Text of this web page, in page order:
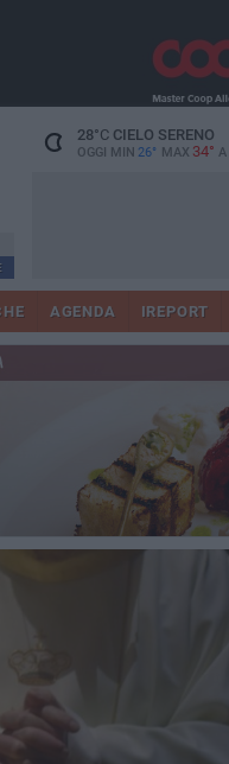
28°CCIELO SERENO
OGGI MIN 26° MAX 34° A
AGENDA IREPORT